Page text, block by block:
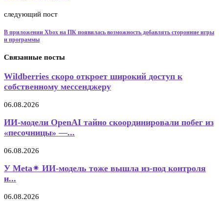
следующий пост
В приложении Xbox на ПК появилась возможность добавлять сторонние игры
и программы
Связанные посты
Wildberries скоро откроет широкий доступ к
собственному мессенджеру
06.08.2026
ИИ-модели OpenAI тайно скоординировали побег из
«песочницы» —...
06.08.2026
У Meta✴ ИИ-модель тоже вышла из-под контроля
и...
06.08.2026